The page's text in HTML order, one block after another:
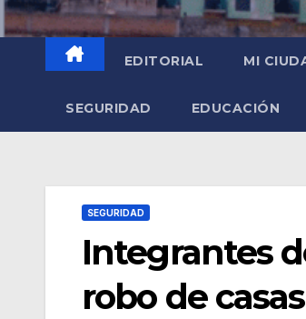
EDITORIAL MI
SEGURIDAD EDUCACIÓN
SEGURIDAD
Integrantes
robo de